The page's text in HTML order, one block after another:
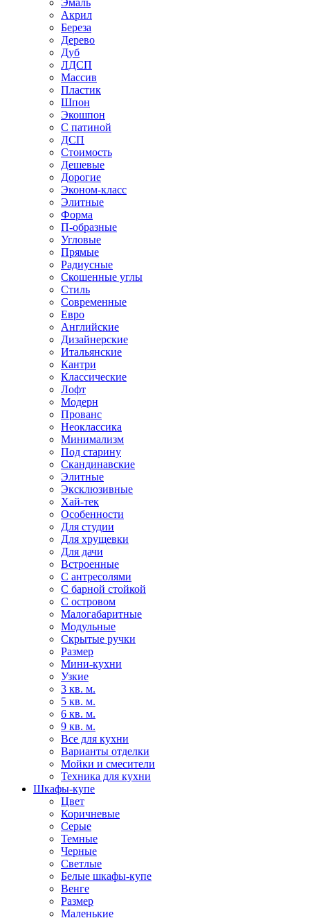
Эмаль
Акрил
Береза
Дерево
Дуб
ЛДСП
Массив
Пластик
Шпон
Экошпон
С патиной
ДСП
Стоимость
Дешевые
Дорогие
Эконом-класс
Элитные
Форма
П-образные
Угловые
Прямые
Радиусные
Скошенные углы
Стиль
Современные
Евро
Английские
Дизайнерские
Итальянские
Кантри
Классические
Лофт
Модерн
Прованс
Неоклассика
Минимализм
Под старину
Скандинавские
Элитные
Эксклюзивные
Хай-тек
Особенности
Для студии
Для хрущевки
Для дачи
Встроенные
С антресолями
С барной стойкой
С островом
Малогабаритные
Модульные
Скрытые ручки
Размер
Мини-кухни
Узкие
3 кв. м.
5 кв. м.
6 кв. м.
9 кв. м.
Все для кухни
Варианты отделки
Мойки и смесители
Техника для кухни
Шкафы-купе
Цвет
Коричневые
Серые
Темные
Черные
Светлые
Белые шкафы-купе
Венге
Размер
Маленькие